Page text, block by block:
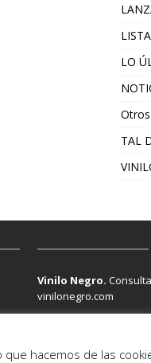
LO
Otros
TAL
Vinilo Negro.
vinilonegro.com
hacemos de las